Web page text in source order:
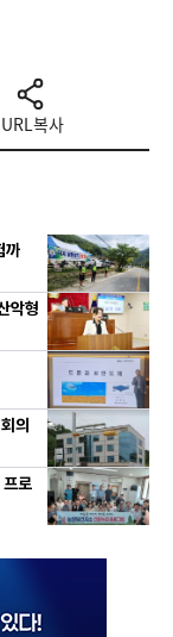
URL복사
까
악형
의
프로